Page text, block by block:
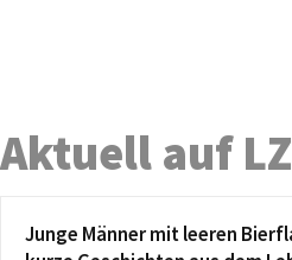
Aktuell auf LZ
Junge Männer mit leeren